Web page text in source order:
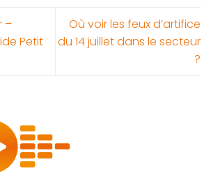
–
Petit
Où voir les feux d’artifice
du 14 juillet dans le secteur
?